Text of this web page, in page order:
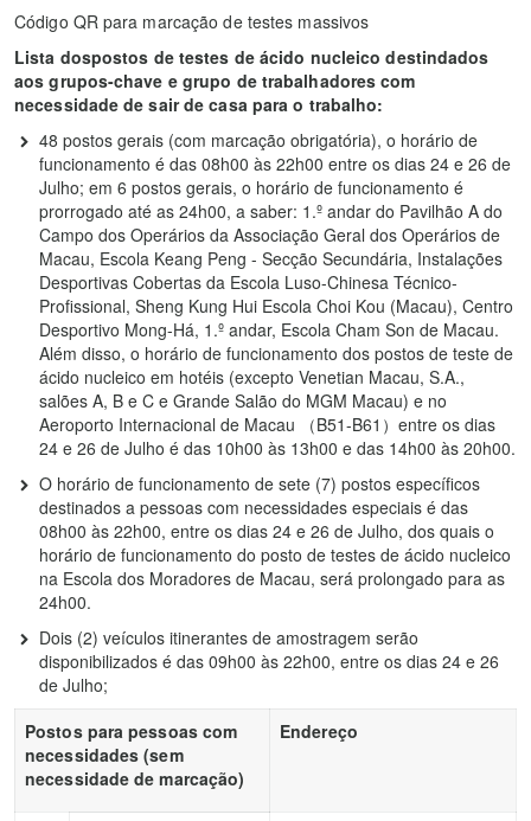
Código QR para marcação de testes massivos
Lista dospostos de testes de ácido nucleico destindados
aos grupos-chave e grupo de trabalhadores com
necessidade de sair de casa para o trabalho:
48 postos gerais (com marcação obrigatória), o horário de
funcionamento é das 08h00 às 22h00 entre os dias 24 e 26 de
Julho; em 6 postos gerais, o horário de funcionamento é
prorrogado até as 24h00, a saber: 1.º andar do Pavilhão A do
Campo dos Operários da Associação Geral dos Operários de
Macau, Escola Keang Peng - Secção Secundária, Instalações
Desportivas Cobertas da Escola Luso-Chinesa Técnico-
Profissional, Sheng Kung Hui Escola Choi Kou (Macau), Centro
Desportivo Mong-Há, 1.º andar, Escola Cham Son de Macau.
Além disso, o horário de funcionamento dos postos de teste de
ácido nucleico em hotéis (excepto Venetian Macau, S.A.,
salões A, B e C e Grande Salão do MGM Macau) e no
Aeroporto Internacional de Macau （B51-B61）entre os dias
24 e 26 de Julho é das 10h00 às 13h00 e das 14h00 às 20h00.
O horário de funcionamento de sete (7) postos específicos
destinados a pessoas com necessidades especiais é das
08h00 às 22h00, entre os dias 24 e 26 de Julho, dos quais o
horário de funcionamento do posto de testes de ácido nucleico
na Escola dos Moradores de Macau, será prolongado para as
24h00.
Dois (2) veículos itinerantes de amostragem serão
disponibilizados é das 09h00 às 22h00, entre os dias 24 e 26
de Julho;
Postos para pessoas com
necessidades (sem
necessidade de marcação)
Endereço